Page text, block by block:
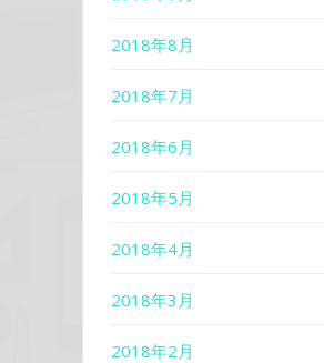
2018年8月
2018年7月
2018年6月
2018年5月
2018年4月
2018年3月
2018年2月